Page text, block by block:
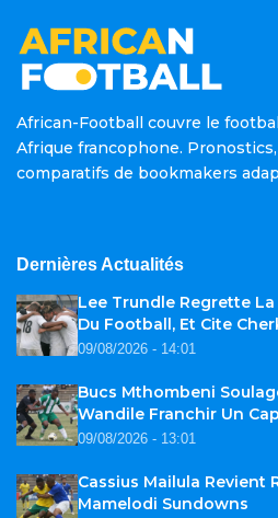
African-Football couvre le
Afrique francophone.
comparatifs de bookmakers
Dernières Actualités
Lee Trundle Regrette
Du Football, Et Cite
09/08/2026 - 14:01
Bucs Mthombeni
Wandile Franchir Un
09/08/2026 - 13:01
Cassius Mailula Revient
Mamelodi Sundowns